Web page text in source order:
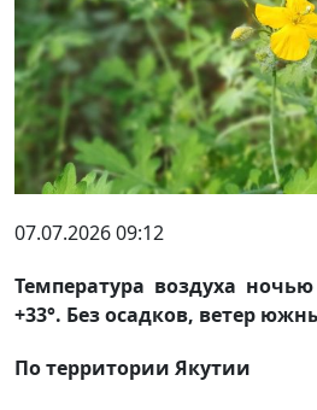
07.07.2026 09:12
Температура воздуха ночью
+33°. Без осадков, ветер
По территории Якутии